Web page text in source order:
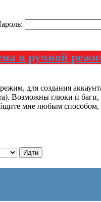
в ручной
для создания
Возможны глюки и баги,
мне любым способом,